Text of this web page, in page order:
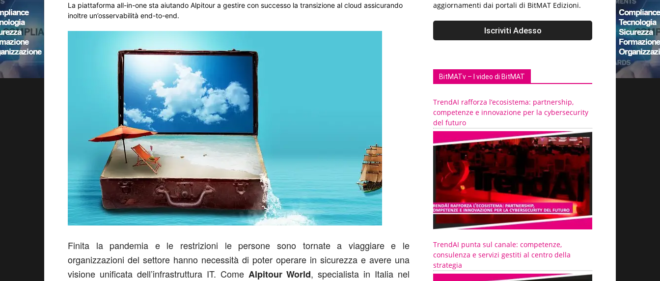
La piattaforma all-in-one sta aiutando Alpitour a gestire con successo la transizione al cloud assicurando
inoltre un’osservabilità end-to-end.
Finita la pandemia e le restrizioni le persone sono tornate a viaggiare e le
organizzazioni del settore hanno necessità di poter operare in sicurezza e avere una
visione unificata dell’infrastruttura IT. Come Alpitour World, specialista in Italia nel
aggiornamenti dai portali di BitMAT Edizioni.
BitMATv – I video di BitMAT
TrendAI rafforza l’ecosistema: partnership,
competenze e innovazione per la cybersecurity
del futuro
TrendAI punta sul canale: competenze,
consulenza e servizi gestiti al centro della
strategia